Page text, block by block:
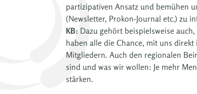
partizipativen Ansatz und bemühen
(Newsletter, Prokon-Journal etc.) zu
KB: Dazu gehört beispielsweise
haben alle die Chance, mit uns
Mitgliedern. Auch den regionalen
sind und was wir wollen: Je mehr
stärken.